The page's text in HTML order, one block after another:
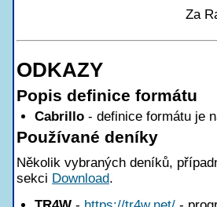
Za
ODKAZY
Popis definice formátu
Cabrillo - definice formátu je
Používané deníky
Několik vybraných deníků,
sekci Download.